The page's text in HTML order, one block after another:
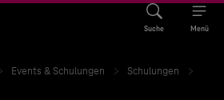
Suche Menü
Events & Schulungen Schulungen